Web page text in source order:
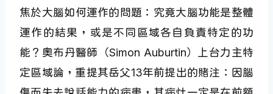
焦於大腦如何運作的問題：究竟大腦功能是整體
運作的結果，或是不同區域各自負責特定的功
能？奧布丹醫師（Simon Auburtin）上台力主特
定區域論，重提其岳父13年前提出的賭注：因腦